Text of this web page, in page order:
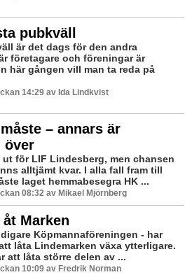
pubkväll
är det dags för den andra
företagare och föreningar är
här gången vill man ta reda på
14:29 av Ida Lindkvist
– annars är
över
ut för LIF Lindesberg, men chansen
alltjämt kvar. I alla fall fram till
laget hemmabesegra HK ...
08:32 av Mikael Mjörnberg
Marken
Köpmannaföreningen - har
låta Lindemarken växa ytterligare.
att låta större delen av ...
10:09 av Fredrik Norman